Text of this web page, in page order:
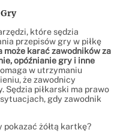
które sędzia
przepisów gry w piłkę
może karać zawodników za
opóźnianie gry i inne
w utrzymaniu
że zawodnicy
Sędzia piłkarski ma prawo
gdy zawodnik
pokazać żółtą kartkę?